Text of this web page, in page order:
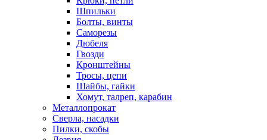
Шпильки
Болты, винты
Саморезы
Дюбеля
Гвозди
Кронштейны
Тросы, цепи
Шайбы, гайки
Хомут, талреп, карабин
Металлопрокат
Сверла, насадки
Пилки, скобы